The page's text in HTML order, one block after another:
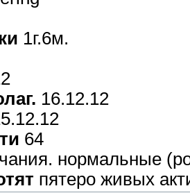
1г.6м.
16.12.12
64
нормальные
пятеро живых